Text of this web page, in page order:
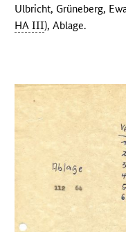
Ulbricht, Grüneberg,
HA III), Ablage.